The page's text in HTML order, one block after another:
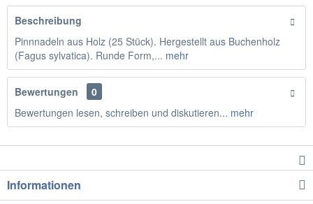
Beschreibung
Pinnnadeln aus Holz (25 Stück). Hergestellt aus Buchenholz
(Fagus sylvatica). Runde Form,... mehr
Bewertungen
0
Bewertungen lesen, schreiben und diskutieren... mehr
Informationen